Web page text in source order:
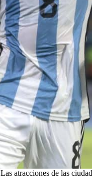
Las atracciones de las